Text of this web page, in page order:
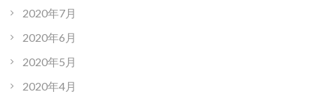
2020年7月
2020年6月
2020年5月
2020年4月